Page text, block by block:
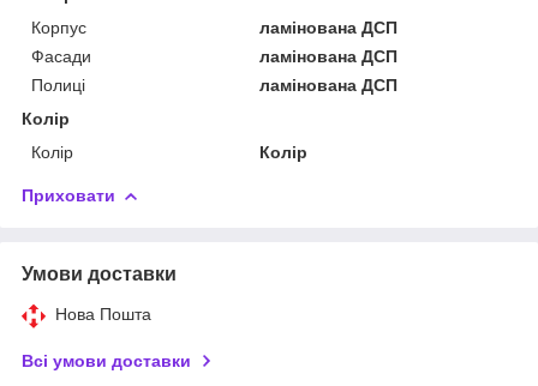
Корпус
ламінована ДСП
Фасади
ламінована ДСП
Полиці
ламінована ДСП
Колір
Колір
Колір
Приховати
Умови доставки
Нова Пошта
Всі умови доставки